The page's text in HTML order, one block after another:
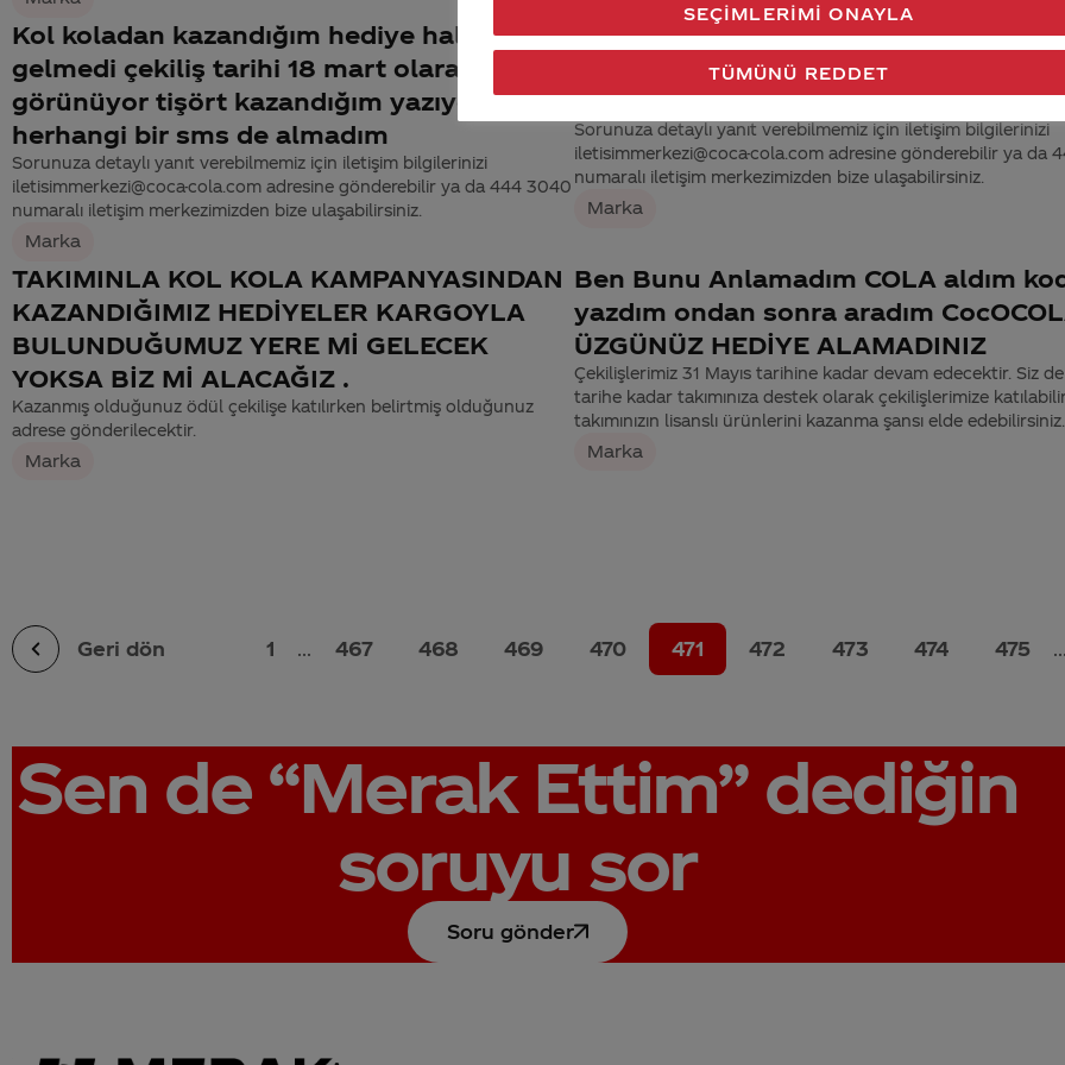
Kol koladan kazandığım hediye halen
gelmedi çekiliş tarihi 18 mart olarak
görünüyor tişört kazandığım yazıyor
herhangi bir sms de almadım
Sorunuza detaylı yanıt verebilmemiz için iletişim bilgilerinizi
iletisimmerkezi@coca-cola.com adresine gönderebilir ya da 444 3040
numaralı iletişim merkezimizden bize ulaşabilirsiniz.
Marka
takımıma destek oldum çekilişe
katılıyorduö çıktım yanlışlıkla çekiliş
ne yapmalıyım
Sorunuza detaylı yanıt verebilmemiz için iletişim bilgilerinizi
iletisimmerkezi@coca-cola.com adresine gönderebilir ya da
numaralı iletişim merkezimizden bize ulaşabilirsiniz.
Marka
TAKIMINLA KOL KOLA KAMPANYASINDAN
KAZANDIĞIMIZ HEDİYELER KARGOYLA
BULUNDUĞUMUZ YERE Mİ GELECEK
YOKSA BİZ Mİ ALACAĞIZ .
Kazanmış olduğunuz ödül çekilişe katılırken belirtmiş olduğunuz
adrese gönderilecektir.
Marka
Ben Bunu Anlamadım COLA aldım
yazdım ondan sonra aradım
ÜZGÜNÜZ HEDİYE ALAMADINIZ
Çekilişlerimiz 31 Mayıs tarihine kadar devam edecektir. Siz
tarihe kadar takımınıza destek olarak çekilişlerimize
takımınızın lisanslı ürünlerini kazanma şansı elde edebilirsiniz.
Marka
Geri dön 1 ... 467 468 469 470 471 472 473 474 475 ...
Sen de “Merak Ettim”dediğin
soruyu sor
Soru gönder
TÜMÜNÜ REDDET
SEÇIMLERIMI ONAYLA